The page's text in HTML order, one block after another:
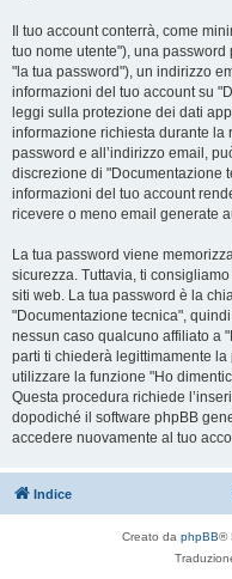
Il tuo account conterrà, come
tuo nome utente"), una
"la tua password"), un indirizzo
informazioni del tuo account su
leggi sulla protezione dei dati
informazione richiesta durante la
password e all’indirizzo email,
discrezione di "Documentazione
informazioni del tuo account
ricevere o meno email generate
La tua password viene
sicurezza. Tuttavia, ti
siti web. La tua password è la
"Documentazione tecnica",
nessun caso qualcuno affiliato a
parti ti chiederà legittimamente
utilizzare la funzione "Ho
Questa procedura richiede
dopodiché il software phpBB
accedere nuovamente al tuo
Indice
Creato da phpBB®